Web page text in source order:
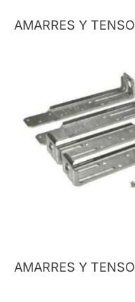
AMARRES Y
AMARRES Y